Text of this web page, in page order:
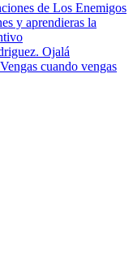
de Los Enemigos
y aprendieras la
Ojalá
cuando vengas